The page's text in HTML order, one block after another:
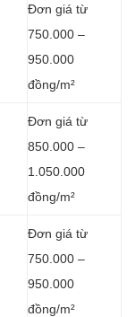
Đơn giá từ
750.000 –
950.000
đồng/m²
Đơn giá từ
850.000 –
1.050.000
đồng/m²
Đơn giá từ
750.000 –
950.000
đồng/m²